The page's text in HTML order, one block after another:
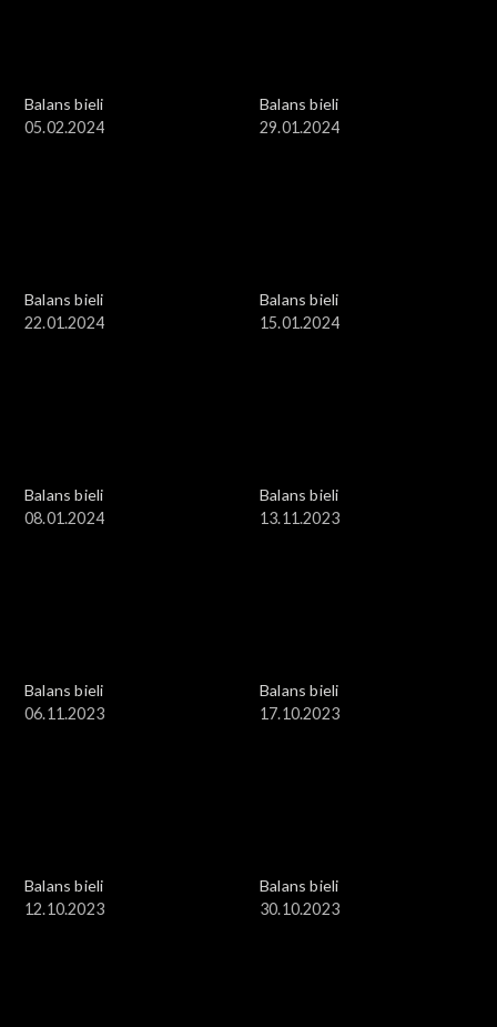
Balans bieli
05.02.2024
Balans bieli
29.01.2024
Balans bieli
22.01.2024
Balans bieli
15.01.2024
Balans bieli
08.01.2024
Balans bieli
13.11.2023
Balans bieli
06.11.2023
Balans bieli
17.10.2023
Balans bieli
12.10.2023
Balans bieli
30.10.2023